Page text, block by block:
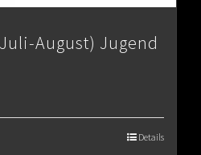
August) Jugend
Details